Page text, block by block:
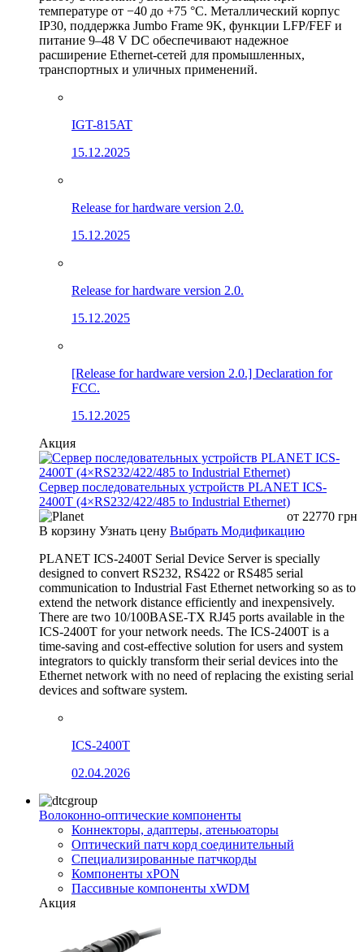
температуре от −40 до +75 °C. Металлический корпус
IP30, поддержка Jumbo Frame 9K, функции LFP/FEF и
питание 9–48 V DC обеспечивают надежное
расширение Ethernet-сетей для промышленных,
транспортных и уличных применений.
IGT-815AT
15.12.2025
Release for hardware version 2.0.
15.12.2025
Release for hardware version 2.0.
15.12.2025
[Release for hardware version 2.0.] Declaration for
FCC.
15.12.2025
Акция
Сервер последовательных устройств PLANET ICS-
2400T (4×RS232/422/485 to Industrial Ethernet)
от 22770 грн
В корзину Узнать цену Выбрать Модификацию
PLANET ICS-2400T Serial Device Server is specially
designed to convert RS232, RS422 or RS485 serial
communication to Industrial Fast Ethernet networking so as to
extend the network distance efficiently and inexpensively.
There are two 10/100BASE-TX RJ45 ports available in the
ICS-2400T for your network needs. The ICS-2400T is a
time-saving and cost-effective solution for users and system
integrators to quickly transform their serial devices into the
Ethernet network with no need of replacing the existing serial
devices and software system.
ICS-2400T
02.04.2026
Волоконно-оптические компоненты
Коннекторы, адаптеры, атеньюаторы
Оптический патч корд соединительный
Специализированные патчкорды
Компоненты xPON
Пассивные компоненты xWDM
Акция